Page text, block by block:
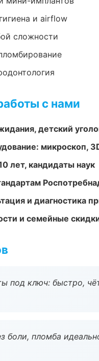
и airflow
сложности
с нами
детский
микроскоп,
лет, кандидаты наук
и диагностика
и семейные
под ключ: быстро,
боли, пломба